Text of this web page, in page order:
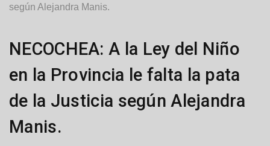
según Alejandra Manis.
Locales
NECOCHEA: A la Ley del Niño
en la Provincia le falta la pata
de la Justicia según Alejandra
Manis.